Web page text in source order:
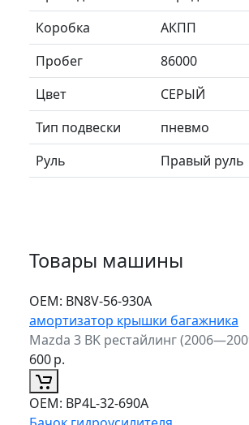
Коробка
АКПП
Пробег
86000
Цвет
СЕРЫЙ
Тип подвески
пневмо
Руль
Правый руль
Товары машины
ОЕМ: BN8V-56-930A
амортизатор крышки багажника
Mazda 3 BK рестайлинг
600р.
ОЕМ: BP4L-32-690A